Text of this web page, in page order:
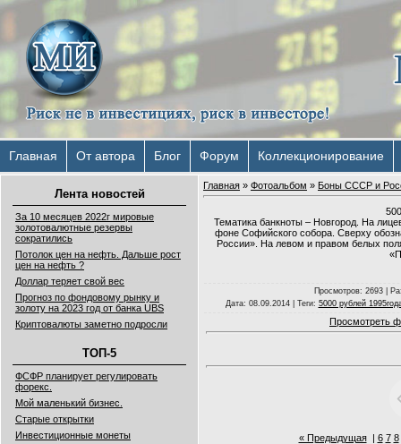
Главная От автора Блог Форум Коллекционирование
Лента новостей
За 10 месяцев 2022г мировые
золотовалютные резервы
сократились
Потолок цен на нефть. Дальше рост
цен на нефть ?
Доллар теряет свой вес
Прогноз по фондовому рынку и
золоту на 2023 год от банка UBS
Криптовалюты заметно подросли
ТОП-5
ФСФР планирует регулировать
форекс.
Мой маленький бизнес.
Старые открытки
Инвестиционные монеты
Главная » Фотоальбом » Боны СССР и
Тематика банкноты – Новгород. На
фоне Софийского собора. Сверху
России». На левом и правом белых
Просмотров: 2693 |
Дата: 08.09.2014 | Теги: 5000 рублей
Просмотреть
« Предыдущая| 6 7 8